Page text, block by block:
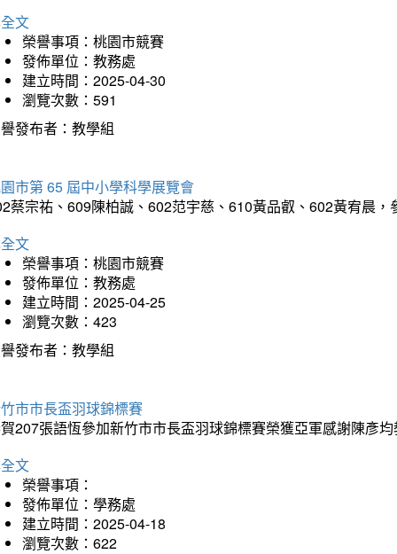
文
榮譽事項：桃園市競賽
發佈單位：教務處
建立時間：2025-04-30
瀏覽次數：591
發布者：教學組
市第 65 屆中小學科學展覽會
蔡宗祐、609陳柏誠、602范宇慈、610黃品叡、602黃宥晨
文
榮譽事項：桃園市競賽
發佈單位：教務處
建立時間：2025-04-25
瀏覽次數：423
發布者：教學組
市市長盃羽球錦標賽
207張語恆參加新竹市市長盃羽球錦標賽榮獲亞軍感謝陳彥
文
榮譽事項：
發佈單位：學務處
建立時間：2025-04-18
瀏覽次數：622